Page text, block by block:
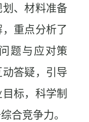
、材料准备
重点分析了
题与应对策
答疑，引导
标，科学制
合竞争力。